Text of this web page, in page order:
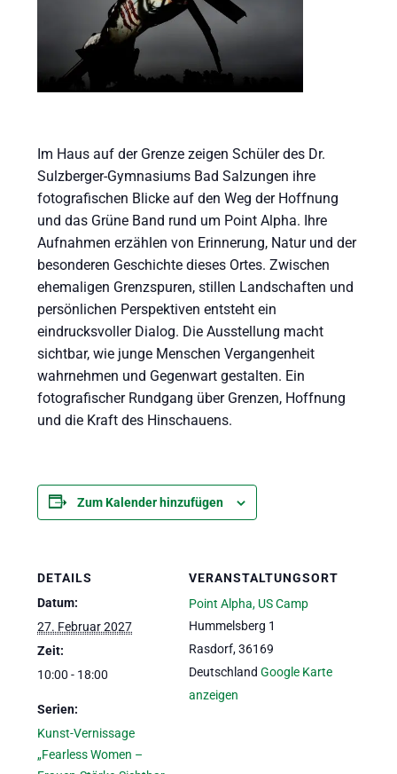
Im Haus auf der Grenze zeigen Schüler des Dr.
Sulzberger-Gymnasiums Bad Salzungen ihre
fotografischen Blicke auf den Weg der Hoffnung
und das Grüne Band rund um Point Alpha. Ihre
Aufnahmen erzählen von Erinnerung, Natur und der
besonderen Geschichte dieses Ortes. Zwischen
ehemaligen Grenzspuren, stillen Landschaften und
persönlichen Perspektiven entsteht ein
eindrucksvoller Dialog. Die Ausstellung macht
sichtbar, wie junge Menschen Vergangenheit
wahrnehmen und Gegenwart gestalten. Ein
fotografischer Rundgang über Grenzen, Hoffnung
und die Kraft des Hinschauens.
Zum Kalender hinzufügen
DETAILS
Datum:
27. Februar 2027
Zeit:
10:00 - 18:00
Serien:
Kunst-Vernissage
„Fearless Women –
VERANSTALTUNGSORT
Point Alpha, US Camp
Hummelsberg 1
Rasdorf, 36169
Deutschland Google Karte
anzeigen